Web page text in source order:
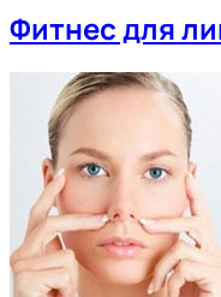
Фитнес для